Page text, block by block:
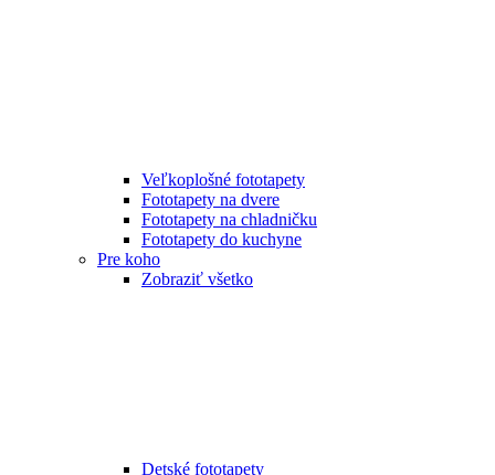
Veľkoplošné fototapety
Fototapety na dvere
Fototapety na chladničku
Fototapety do kuchyne
Pre koho
Zobraziť všetko
Detské fototapety